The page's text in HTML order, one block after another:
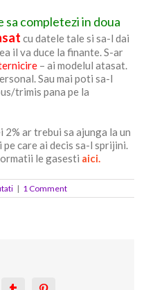
sa completezi in doua
cu datele tale si sa-l dai
il va duce la finante. S-ar
– ai modelul atasat.
Sau mai poti sa-l
trimis pana pe la
ar trebui sa ajunga la un
care ai decis sa-l sprijini.
le gasesti aici.
| 1 Comment